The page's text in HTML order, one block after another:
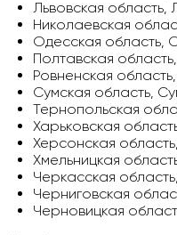
Львовская область,
Николаевская
Одесская область,
Полтавская
Ровненская
Сумская область,
Тернопольская
Харьковская
Херсонская
Хмельницкая
Черкасская
Черниговская
Черновицкая